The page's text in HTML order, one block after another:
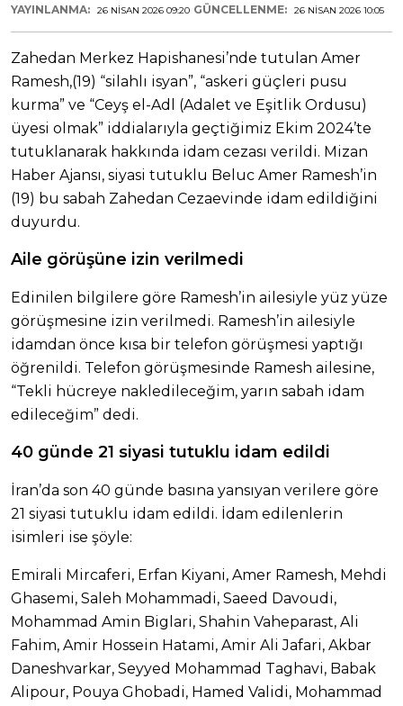
YAYINLANMA: 26 NISAN 2026 09:20 GÜNCELLENME: 26 NISAN 2026 10:05
Zahedan Merkez Hapishanesi’nde tutulan Amer
Ramesh,(19) “silahlı isyan”, “askeri güçleri pusu
kurma” ve “Ceyş el-Adl (Adalet ve Eşitlik Ordusu)
üyesi olmak” iddialarıyla geçtiğimiz Ekim 2024’te
tutuklanarak hakkında idam cezası verildi. Mizan
Haber Ajansı, siyasi tutuklu Beluc Amer Ramesh’in
(19) bu sabah Zahedan Cezaevinde idam edildiğini
duyurdu.
Aile görüşüne izin verilmedi
Edinilen bilgilere göre Ramesh’in ailesiyle yüz yüze
görüşmesine izin verilmedi. Ramesh’in ailesiyle
idamdan önce kısa bir telefon görüşmesi yaptığı
öğrenildi. Telefon görüşmesinde Ramesh ailesine,
“Tekli hücreye nakledileceğim, yarın sabah idam
edileceğim” dedi.
40 günde 21 siyasi tutuklu idam edildi
İran’da son 40 günde basına yansıyan verilere göre
21 siyasi tutuklu idam edildi. İdam edilenlerin
isimleri ise şöyle:
Emirali Mircaferi, Erfan Kiyani, Amer Ramesh, Mehdi
Ghasemi, Saleh Mohammadi, Saeed Davoudi,
Mohammad Amin Biglari, Shahin Vaheparast, Ali
Fahim, Amir Hossein Hatami, Amir Ali Jafari, Akbar
Daneshvarkar, Seyyed Mohammad Taghavi, Babak
Alipour, Pouya Ghobadi, Hamed Validi, Mohammad